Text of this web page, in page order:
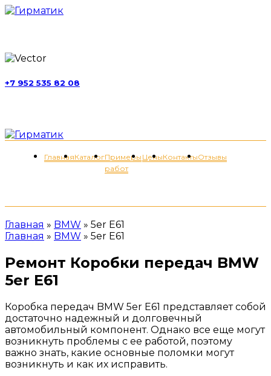
+7 952 535 82 08
ГлавнаяКаталогПримеры
работ
ЦеныКонтактыОтзывы
Главная » BMW » 5er E61
Главная » BMW » 5er E61
Ремонт Коробки передач BMW
5er E61
Коробка передач BMW 5er E61 представляет собой
достаточно надежный и долговечный
автомобильный компонент. Однако все еще могут
возникнуть проблемы с ее работой, поэтому
важно знать, какие основные поломки могут
возникнуть и как их исправить.